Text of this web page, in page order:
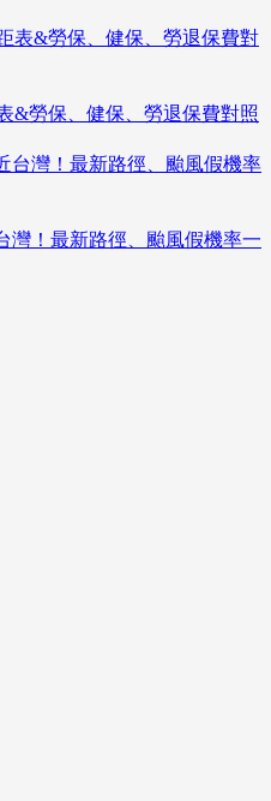
&勞保、健保、勞退保費對照
灣！最新路徑、颱風假機率一